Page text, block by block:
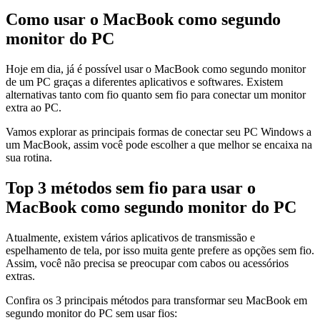
Como usar o MacBook como segundo
monitor do PC
Hoje em dia, já é possível usar o MacBook como segundo monitor
de um PC graças a diferentes aplicativos e softwares. Existem
alternativas tanto com fio quanto sem fio para conectar um monitor
extra ao PC.
Vamos explorar as principais formas de conectar seu PC Windows a
um MacBook, assim você pode escolher a que melhor se encaixa na
sua rotina.
Top 3 métodos sem fio para usar o
MacBook como segundo monitor do PC
Atualmente, existem vários aplicativos de transmissão e
espelhamento de tela, por isso muita gente prefere as opções sem fio.
Assim, você não precisa se preocupar com cabos ou acessórios
extras.
Confira os 3 principais métodos para transformar seu MacBook em
segundo monitor do PC sem usar fios: